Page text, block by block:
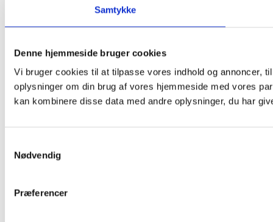
Samtykke
Denne hjemmeside bruger cookies
Vi bruger cookies til at tilpasse vores indhold og annoncer,
oplysninger om din brug af vores hjemmeside med vores
kan kombinere disse data med andre oplysninger, du har
Nødvendig
Præferencer